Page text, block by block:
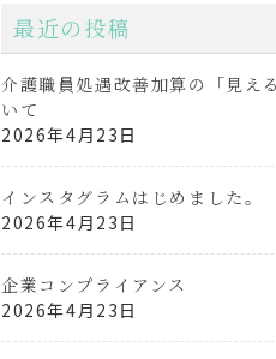
最近の投稿
介護職員処遇改善加算の「見え
いて
2026年4月23日
インスタグラムはじめました。
2026年4月23日
企業コンプライアンス
2026年4月23日